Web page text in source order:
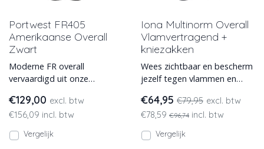
Portwest FR405
Amerikaanse Overall
Zwart
Moderne FR overall
vervaardigd uit onze
280 gm stof.
€129,00 excl. btw
€156,09 incl. btw
Vergelijk
Iona Multinorm Overall
Vlamvertragend +
kniezakken
Wees zichtbaar en bescherm
jezelf tegen vlammen en
werkomgeving. Geschikt v
€64,95 €79,95 excl. btw
€78,59 €96,74 incl. btw
Vergelijk